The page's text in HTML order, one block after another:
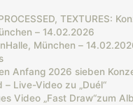
TEXTURES:
– 14.02.2026
München –
Anfang 2026 sieben
– Live-Video zu „Duél“
Video „Fast Draw“zum